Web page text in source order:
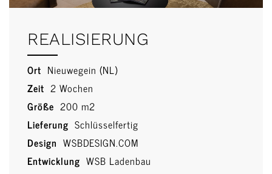
REALISIERUNG
Ort Nieuwegein (NL)
Zeit 2 Wochen
Größe 200 m2
Lieferung Schlüsselfertig
Design WSBDESIGN.COM
Entwicklung WSB Ladenbau